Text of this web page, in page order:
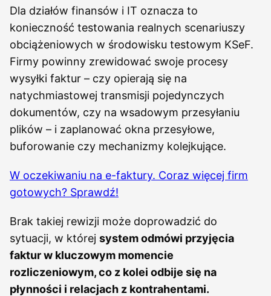
Dla działów finansów i IT oznacza to
konieczność testowania realnych scenariuszy
obciążeniowych w środowisku testowym KSeF.
Firmy powinny zrewidować swoje procesy
wysyłki faktur – czy opierają się na
natychmiastowej transmisji pojedynczych
dokumentów, czy na wsadowym przesyłaniu
plików – i zaplanować okna przesyłowe,
buforowanie czy mechanizmy kolejkujące.
W oczekiwaniu na e-faktury. Coraz więcej firm
gotowych? Sprawdź!
Brak takiej rewizji może doprowadzić do
sytuacji, w której system odmówi przyjęcia
faktur w kluczowym momencie
rozliczeniowym, co z kolei odbije się na
płynności i relacjach z kontrahentami.